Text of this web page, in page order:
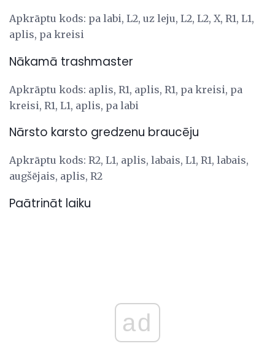
Apkrāptu kods: pa labi, L2, uz leju, L2, L2, X, R1, L1,
aplis, pa kreisi
Nākamā trashmaster
Apkrāptu kods: aplis, R1, aplis, R1, pa kreisi, pa
kreisi, R1, L1, aplis, pa labi
Nārsto karsto gredzenu braucēju
Apkrāptu kods: R2, L1, aplis, labais, L1, R1, labais,
augšējais, aplis, R2
Paātrināt laiku
ad